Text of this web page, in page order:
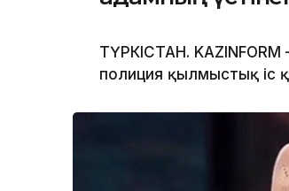
ТҮРКІСТАН.
полиция қылмыстық іс